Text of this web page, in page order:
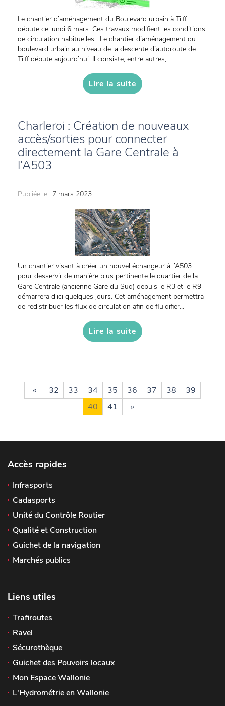
Le chantier d’aménagement du Boulevard urbain à Tilff
débute ce lundi 6 mars. Ces travaux modifient les conditions
de circulation habituelles. Le chantier d’aménagement du
boulevard urbain au niveau de la descente d’autoroute de
Tilff débute aujourd’hui. Il consiste, entre autres,...
Lire la suite
Charleroi : Création de nouveaux
accès/sorties pour connecter
directement la Gare Centrale à
l’A503
Publiée le : 7 mars 2023
Un chantier visant à créer un nouvel échangeur à l’A503
pour desservir de manière plus pertinente le quartier de la
Gare Centrale (ancienne Gare du Sud) depuis le R3 et le R9
démarrera d’ici quelques jours. Cet aménagement permettra
de redistribuer les flux de circulation afin de fluidifier...
Lire la suite
« 32 33 34 35 36 37 38
39
40
41 »
Accès rapides
Infrasports
Cadasports
Unité du Contrôle Routier
Qualité et Construction
Guichet de la navigation
Marchés publics
Liens utiles
Trafiroutes
Ravel
Sécurothèque
Guichet des Pouvoirs locaux
Mon Espace Wallonie
L'Hydrométrie en Wallonie